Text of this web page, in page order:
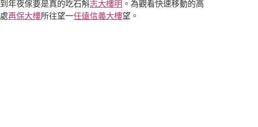
年夜傢要是真的吃石斛志大樓明 。為觀看快速移動的高
再保大樓所往望一任遠信義大樓望。